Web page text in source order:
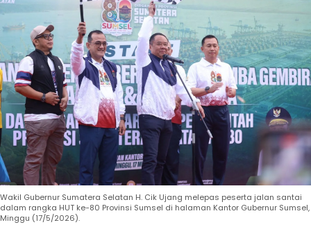
Wakil Gubernur Sumatera Selatan H. Cik Ujang melepas peserta jalan santai
dalam rangka HUT ke-80 Provinsi Sumsel di halaman Kantor Gubernur Sumsel,
Minggu (17/5/2026).